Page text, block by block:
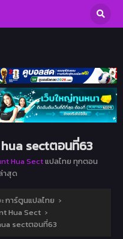
sectตอนที่63
Hua Sectแปลไทย ทุกตอน
าสุด
การ์ตูนแปลไทย ›
Hua Sect ›
sectตอนที่63